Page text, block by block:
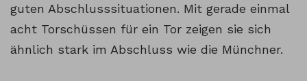
guten Abschlusssituationen. Mit gerade einmal
acht Torschüssen für ein Tor zeigen sie sich
ähnlich stark im Abschluss wie die Münchner.